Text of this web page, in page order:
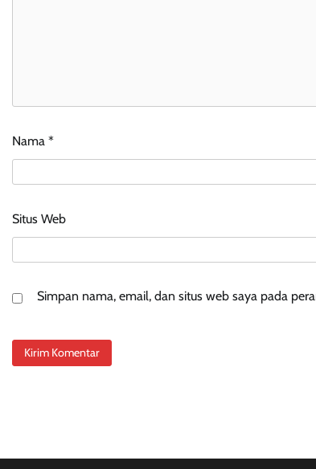
Nama *
Situs Web
Simpan nama, email, dan situs web saya pada